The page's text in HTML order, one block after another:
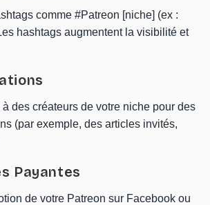
comme #Patreon [niche] (ex :
hashtags augmentent la visibilité et
des créateurs de votre niche pour des
(par exemple, des articles invités,
Payantes
de votre Patreon sur Facebook ou